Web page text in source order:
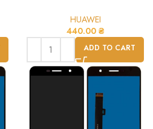
HUAWEI
440.00 ₴
ADD TO CART